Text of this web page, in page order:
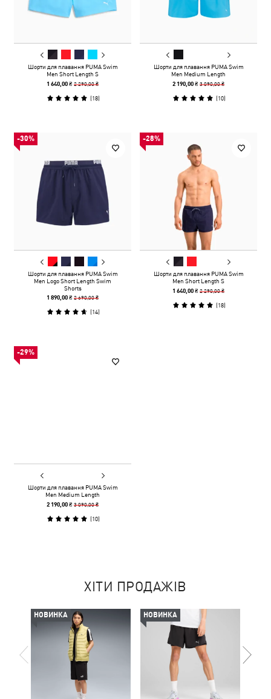
Шорти для плавання PUMA Swim
Men Short Length S
1 640,00 ₴2 290,00 ₴
(18)
Шорти для плавання PUMA Swim
Men Medium Length
2 190,00 ₴3 090,00 ₴
(10)
-30%
Шорти для плавання PUMA Swim
Men Logo Short Length Swim
Shorts
1 890,00 ₴2 690,00 ₴
(14)
-28%
Шорти для плавання PUMA Swim
Men Short Length S
1 640,00 ₴2 290,00 ₴
(18)
-29%
Шорти для плавання PUMA Swim
Men Medium Length
2 190,00 ₴3 090,00 ₴
(10)
ХІТИ ПРОДАЖІВ
НОВИНКА НОВИНКА